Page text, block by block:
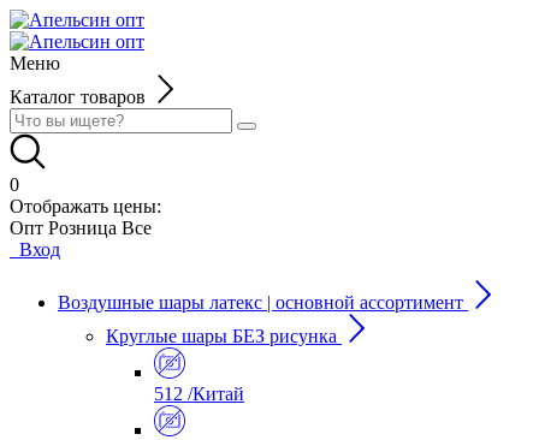
Меню
Каталог товаров
0
Отображать цены:
Опт Розница Все
Вход
Воздушные шары латекс | основной ассортимент
Круглые шары БЕЗ рисунка
512 /Китай